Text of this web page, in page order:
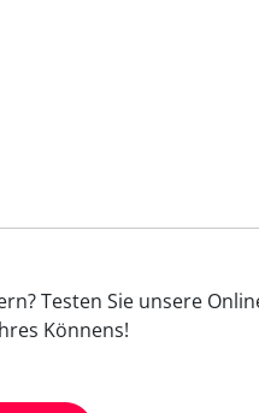
Testen Sie unsere
Könnens!